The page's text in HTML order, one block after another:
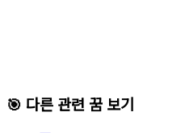
🎯 다른 관련 꿈 보기